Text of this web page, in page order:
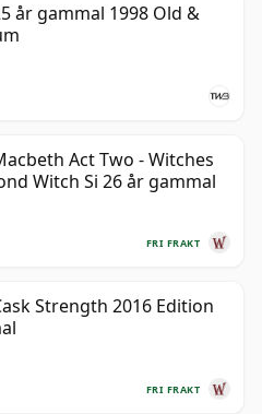
år gammal 1998 Old &
Act Two - Witches
Witch Si 26 år gammal
FRI FRAKT
Strength 2016 Edition
FRI FRAKT